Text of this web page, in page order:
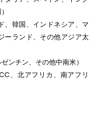
、韓国、インドネシア、マ
ーランド、その他アジア太
ンチン、その他中南米）
、北アフリカ、南アフリ